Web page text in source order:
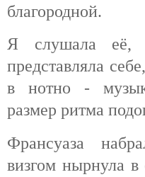
благородной.
Я слушала её,
представляла
в нотно -
размер ритма
Франсуаза
визгом нырнула